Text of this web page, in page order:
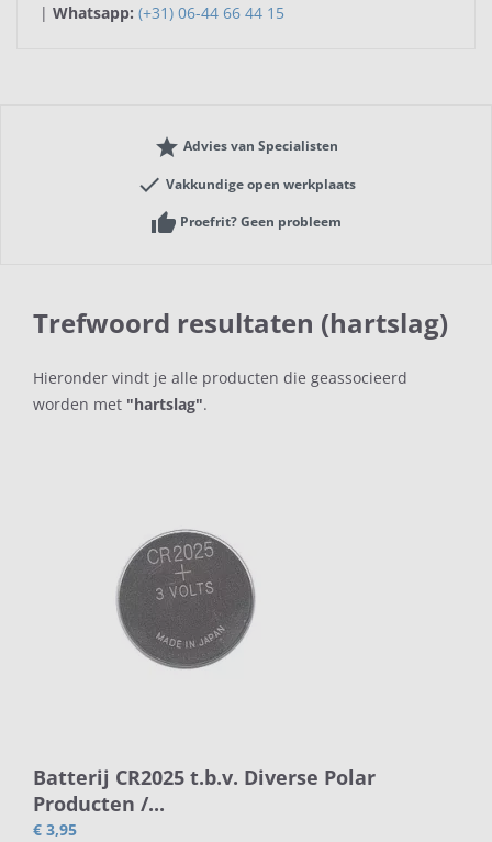
| Whatsapp: (+31) 06-44 66 44 15
grade Advies van Specialisten
check Vakkundige open werkplaats
thumb_up Proefrit? Geen probleem
Trefwoord resultaten (hartslag)
Hieronder vindt je alle producten die geassocieerd
worden met "hartslag".
Batterij CR2025 t.b.v. Diverse Polar
Producten /...
€ 3,95